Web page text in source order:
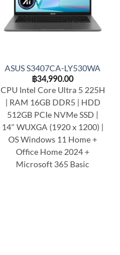
ASUS S3407CA-LY530WA
฿34,990.00
CPU Intel Core Ultra 5 225H
| RAM 16GB DDR5 | HDD
512GB PCIe NVMe SSD |
14" WUXGA (1920 x 1200) |
OS Windows 11 Home +
Office Home 2024 +
Microsoft 365 Basic